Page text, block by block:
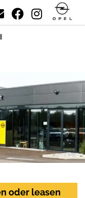
oder leasen